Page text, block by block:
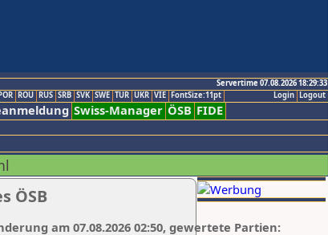
Servertime 07.08.2026 18:29:33
Logout
Login
ROU RUS SRB SVK SWE TUR UKR VIE FontSize:11pt
Swiss-Manager ÖSB FIDE
ÖSB
am 07.08.2026 02:50, gewertete Partien: